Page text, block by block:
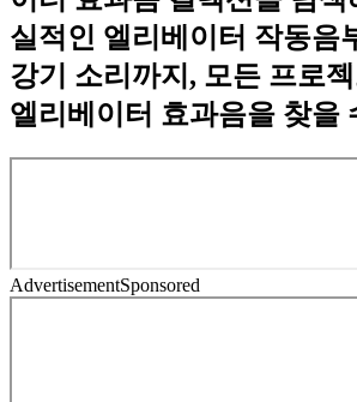
실적인 엘리베이터 작동음
강기 소리까지, 모든 프로
엘리베이터 효과음을 찾을
AdvertisementSponsored